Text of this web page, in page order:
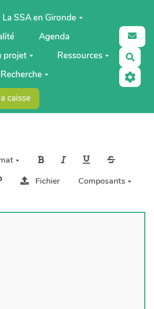
La SSA en Gironde
Agenda
projet
Ressources
Recherche
caisse
Fichier
Composants